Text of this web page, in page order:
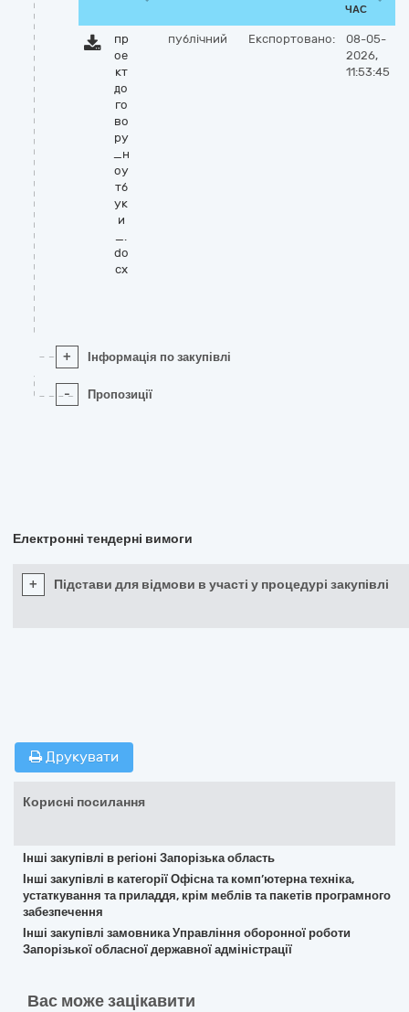
ЧАС
пр
ое
кт
до
го
во
ру
_н
оу
тб
ук
и
_.
do
cx
публічний Експортовано:
08-05-
2026,
11:53:45
+ Інформація по закупівлі
- Пропозиції
Електронні тендерні вимоги
+ Підстави для відмови в участі у процедурі закупівлі
Друкувати
Корисні посилання
Інші закупівлі в регіоні Запорізька область
Інші закупівлі в категорії Офісна та комп’ютерна техніка,
устаткування та приладдя, крім меблів та пакетів програмного
забезпечення
Інші закупівлі замовника Управління оборонної роботи
Запорізької обласної державної адміністрації
Вас може зацікавити